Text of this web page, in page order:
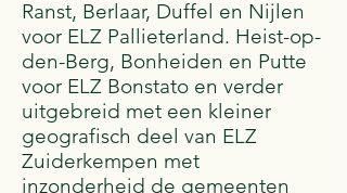
Ranst, Berlaar, Duffel en Nijlen
voor ELZ Pallieterland. Heist-op-
den-Berg, Bonheiden en Putte
voor ELZ Bonstato en verder
uitgebreid met een kleiner
geografisch deel van ELZ
Zuiderkempen met
inzonderheid de gemeenten